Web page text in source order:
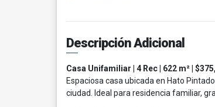
Descripción Adicional
Casa Unifamiliar | 4 Rec | 622 m² |
Espaciosa casa ubicada en Hato
ciudad. Ideal para residencia familiar,